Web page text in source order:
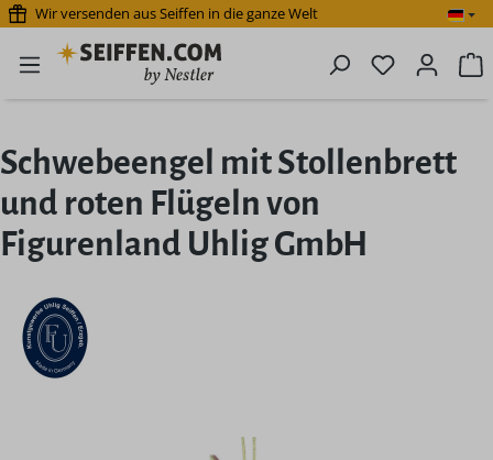
Zum Hauptinhalt springen
Wir versenden aus Seiffen in die ganze Welt
Du hast 0
Schwebeengel mit Stollenbrett
und roten Flügeln von
Figurenland Uhlig GmbH
Bildergalerie überspringen